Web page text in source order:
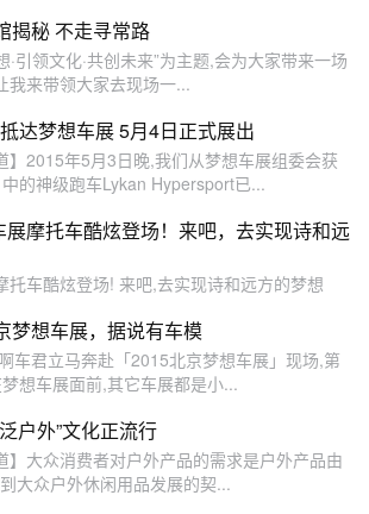
揭秘 不走寻常路
·引领文化·共创未来”为主题,会为大家带来一场
我来带领大家去现场一...
达梦想车展 5月4日正式展出
】2015年5月3日晚,我们从梦想车展组委会获
的神级跑车Lykan Hypersport已...
摩托车酷炫登场！来吧，去实现诗和远
托车酷炫登场! 来吧,去实现诗和远方的梦想
梦想车展，据说有车模
车君立马奔赴「2015北京梦想车展」现场,第
想车展面前,其它车展都是小...
户外”文化正流行
】大众消费者对户外产品的需求是户外产品由
大众户外休闲用品发展的契...